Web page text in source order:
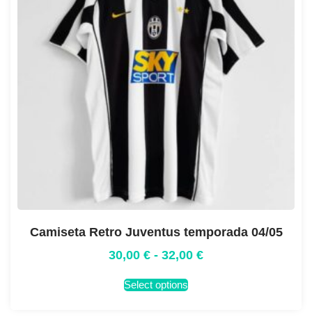
Camiseta Retro Juventus temporada 04/05
30,00 € - 32,00 €
Select options